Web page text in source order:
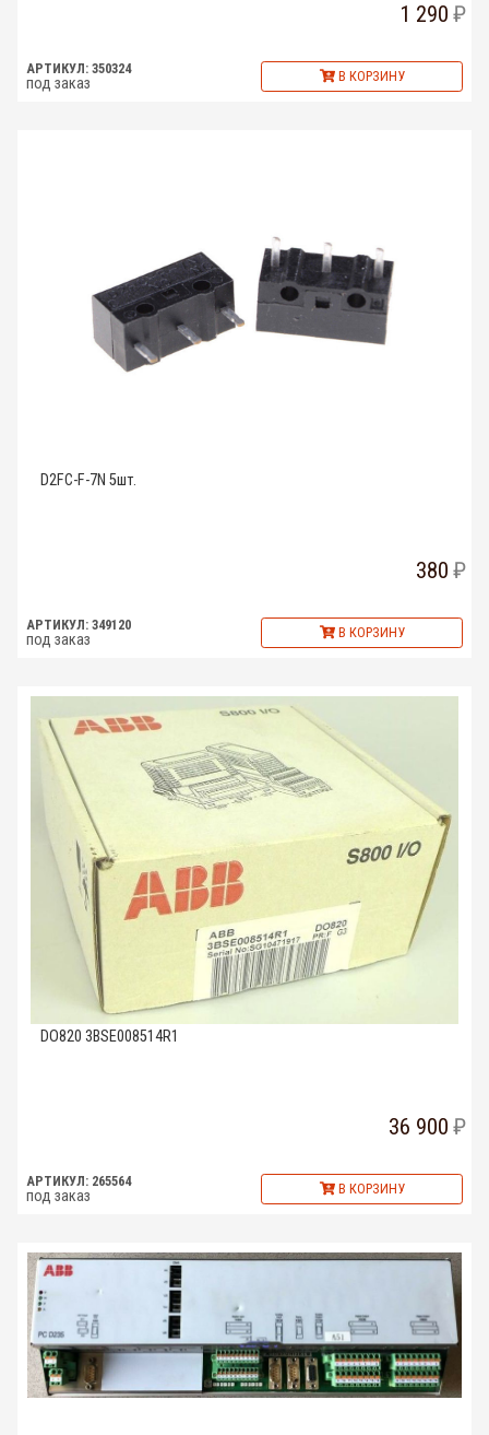
1 290
АРТИКУЛ: 350324
под заказ В КОРЗИНУ
D2FC-F-7N 5шт.
380
АРТИКУЛ: 349120
под заказ В КОРЗИНУ
DO820 3BSE008514R1
36 900
АРТИКУЛ: 265564
под заказ В КОРЗИНУ